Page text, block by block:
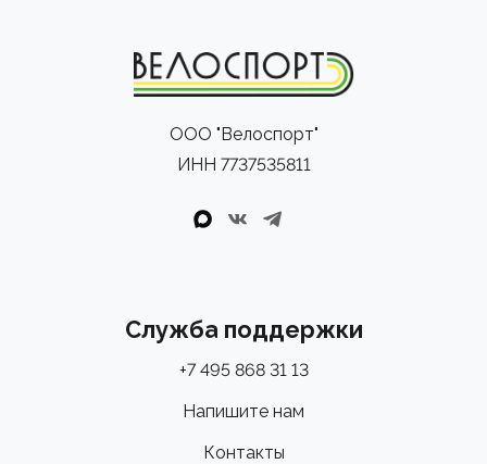
ООО "Велоспорт"
ИНН 7737535811
Служба поддержки
+7 495 868 31 13
Напишите нам
Контакты